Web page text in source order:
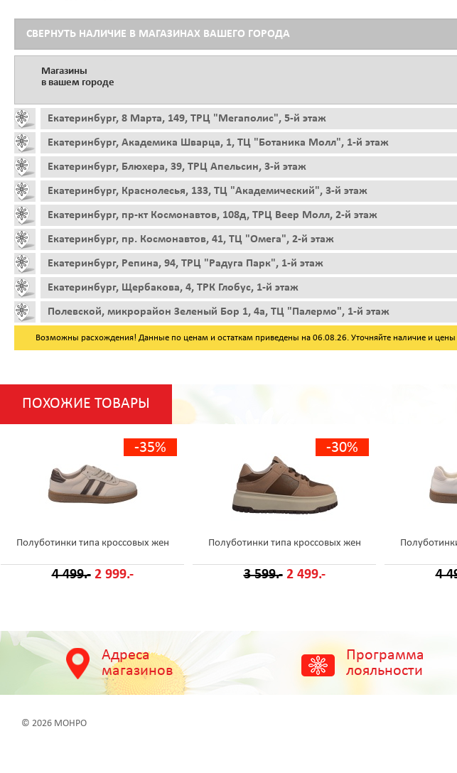
СВЕРНУТЬ НАЛИЧИЕ В МАГАЗИНАХ ВАШЕГО ГОРОДА
Магазины
в вашем городе
Екатеринбург, 8 Марта, 149, ТРЦ "Мегаполис", 5-й этаж
Екатеринбург, Академика Шварца, 1, ТЦ "Ботаника Молл", 1-й этаж
Екатеринбург, Блюхера, 39, ТРЦ Апельсин, 3-й этаж
Екатеринбург, Краснолесья, 133, ТЦ "Академический", 3-й этаж
Екатеринбург, пр-кт Космонавтов, 108д, ТРЦ Веер Молл, 2-й этаж
Екатеринбург, пр. Космонавтов, 41, ТЦ "Омега", 2-й этаж
Екатеринбург, Репина, 94, ТРЦ "Радуга Парк", 1-й этаж
Екатеринбург, Щербакова, 4, ТРК Глобус, 1-й этаж
Полевской, микрорайон Зеленый Бор 1, 4а, ТЦ "Палермо", 1-й этаж
Возможны расхождения! Данные по ценам и остаткам приведены на 06.08.26. Уточняйте наличие и цены
ПОХОЖИЕ ТОВАРЫ
-35%
Полуботинки типа кроссовых жен
4 499.- 2 999.-
-30%
Полуботинки типа кроссовых жен
3 599.- 2 499.- 4
Адреса
магазинов
Программа
лояльности
© 2026 МОНРО